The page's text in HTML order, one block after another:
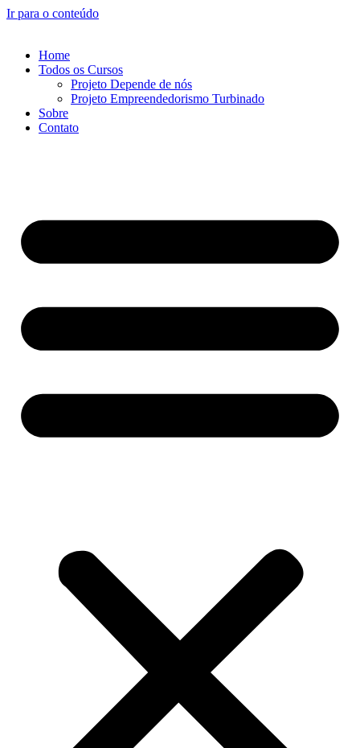
Ir para o conteúdo
Home
Todos os Cursos
Projeto Depende de nós
Projeto Empreendedorismo Turbinado
Sobre
Contato